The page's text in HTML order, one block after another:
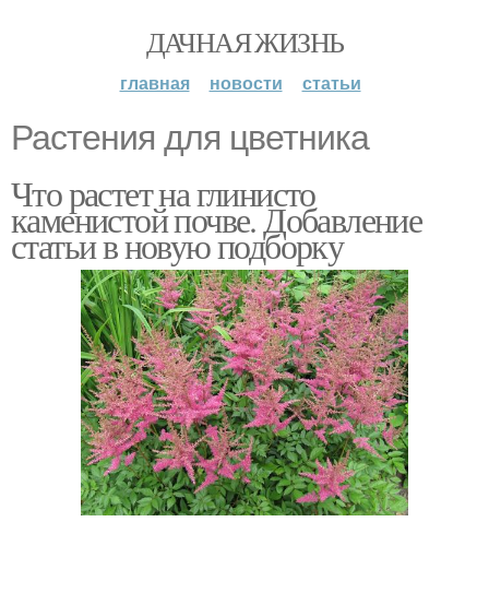
ДАЧНАЯ ЖИЗНЬ
главная новости статьи
Растения для цветника
Что растет на глинисто
каменистой почве. Добавление
статьи в новую подборку